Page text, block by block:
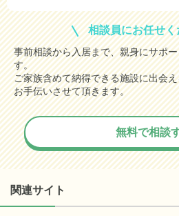
相談員にお任せ
事前相談から入居まで、親身にサポ
す。
ご家族含めて納得できる施設に出会
お手伝いさせて頂きます。
無料で相談
関連サイト